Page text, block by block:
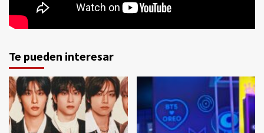
Te pueden interesar